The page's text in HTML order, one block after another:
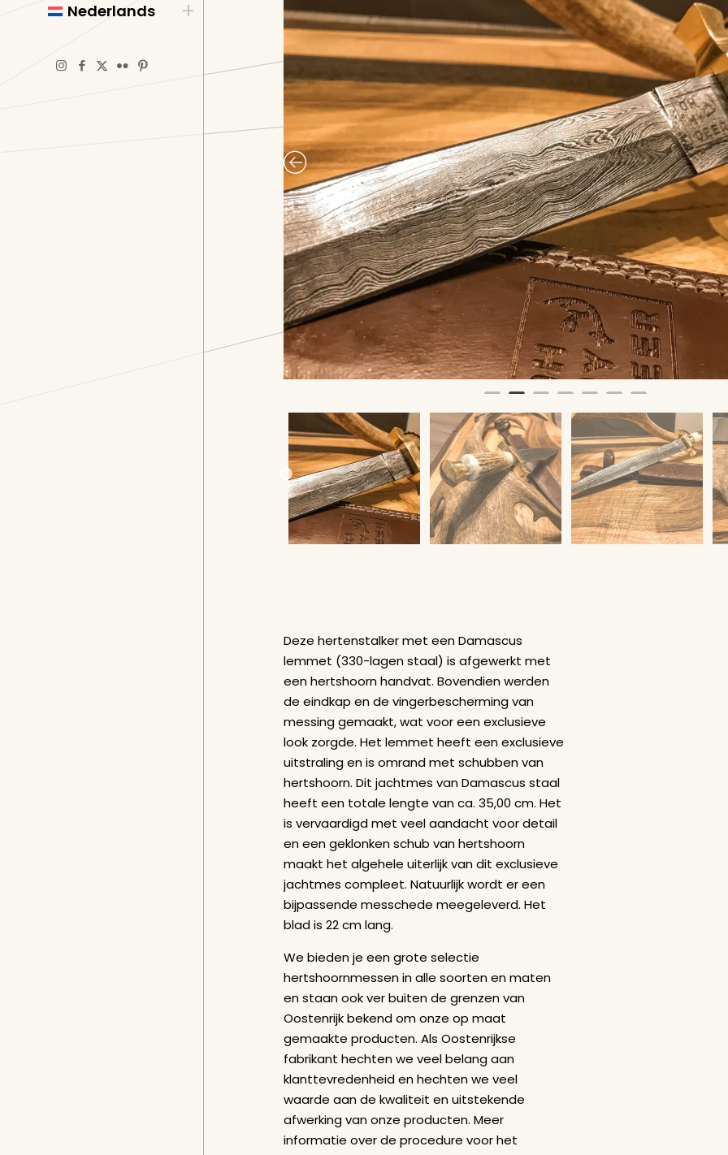
Nederlands
Deze hertenstalker met een Damascus
lemmet (330-lagen staal) is afgewerkt met
een hertshoorn handvat. Bovendien werden
de eindkap en de vingerbescherming van
messing gemaakt, wat voor een exclusieve
look zorgde. Het lemmet heeft een exclusieve
uitstraling en is omrand met schubben van
hertshoorn. Dit jachtmes van Damascus staal
heeft een totale lengte van ca. 35,00 cm. Het
is vervaardigd met veel aandacht voor detail
en een geklonken schub van hertshoorn
maakt het algehele uiterlijk van dit exclusieve
jachtmes compleet. Natuurlijk wordt er een
bijpassende messchede meegeleverd. Het
blad is 22 cm lang.
We bieden je een grote selectie
hertshoornmessen in alle soorten en maten
en staan ook ver buiten de grenzen van
Oostenrijk bekend om onze op maat
gemaakte producten. Als Oostenrijkse
fabrikant hechten we veel belang aan
klanttevredenheid en hechten we veel
waarde aan de kwaliteit en uitstekende
afwerking van onze producten. Meer
informatie over de procedure voor het